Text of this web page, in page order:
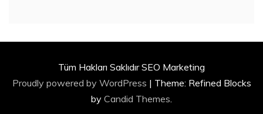
Tüm Hakları Saklıdır SEO Marketing
Proudly powered by WordPress | Theme: Refined Blocks
by Candid Themes.